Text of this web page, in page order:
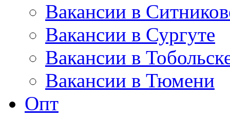
Вакансии в
Вакансии в Сургуте
Вакансии в
Вакансии в Тюмени
Опт